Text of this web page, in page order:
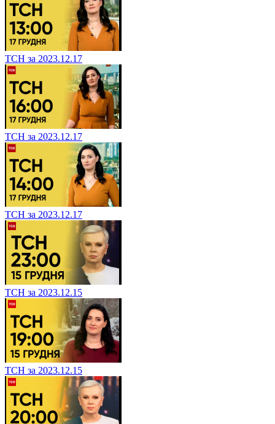
ТСН за 2023.12.17
ТСН за 2023.12.17
ТСН за 2023.12.17
ТСН за 2023.12.15
ТСН за 2023.12.15